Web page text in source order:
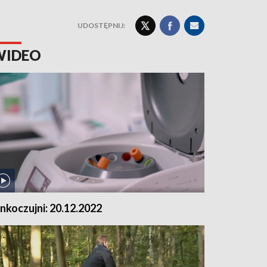
UDOSTĘPNIJ:
20.12.2022